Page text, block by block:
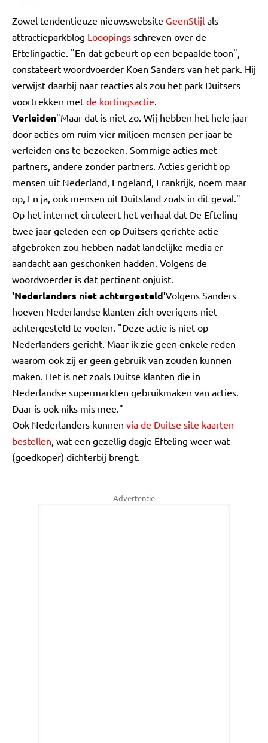
Zowel tendentieuze nieuwswebsite GeenStijl als
attractieparkblog Looopings schreven over de
Eftelingactie. "En dat gebeurt op een bepaalde toon",
constateert woordvoerder Koen Sanders van het park. Hij
verwijst daarbij naar reacties als zou het park Duitsers
voortrekken met de kortingsactie.
Verleiden"Maar dat is niet zo. Wij hebben het hele jaar
door acties om ruim vier miljoen mensen per jaar te
verleiden ons te bezoeken. Sommige acties met
partners, andere zonder partners. Acties gericht op
mensen uit Nederland, Engeland, Frankrijk, noem maar
op, En ja, ook mensen uit Duitsland zoals in dit geval."
Op het internet circuleert het verhaal dat De Efteling
twee jaar geleden een op Duitsers gerichte actie
afgebroken zou hebben nadat landelijke media er
aandacht aan geschonken hadden. Volgens de
woordvoerder is dat pertinent onjuist.
'Nederlanders niet achtergesteld'Volgens Sanders
hoeven Nederlandse klanten zich overigens niet
achtergesteld te voelen. "Deze actie is niet op
Nederlanders gericht. Maar ik zie geen enkele reden
waarom ook zij er geen gebruik van zouden kunnen
maken. Het is net zoals Duitse klanten die in
Nederlandse supermarkten gebruikmaken van acties.
Daar is ook niks mis mee."
Ook Nederlanders kunnen via de Duitse site kaarten
bestellen, wat een gezellig dagje Efteling weer wat
(goedkoper) dichterbij brengt.
Advertentie